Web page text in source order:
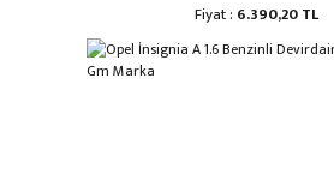
Fiyat : 6.390,20 TL